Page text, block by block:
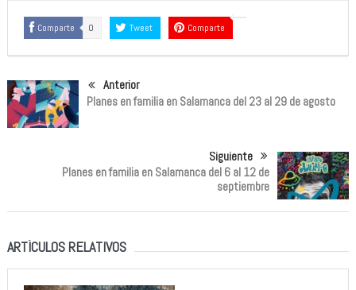
Comparte 0 Tweet Comparte
Anterior
Planes en familia en Salamanca del 23 al 29 de agosto
Siguiente
Planes en familia en Salamanca del 6 al 12 de
septiembre
ARTÍCULOS RELATIVOS